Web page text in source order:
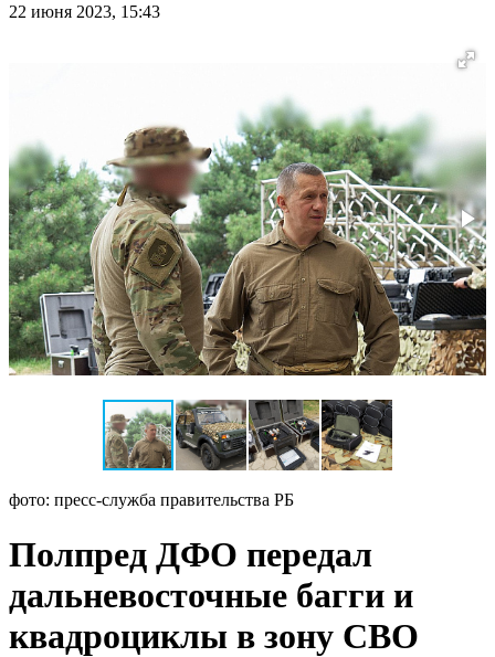
22 июня 2023, 15:43
фото: пресс-служба правительства РБ
Полпред ДФО передал
дальневосточные багги и
квадроциклы в зону СВО